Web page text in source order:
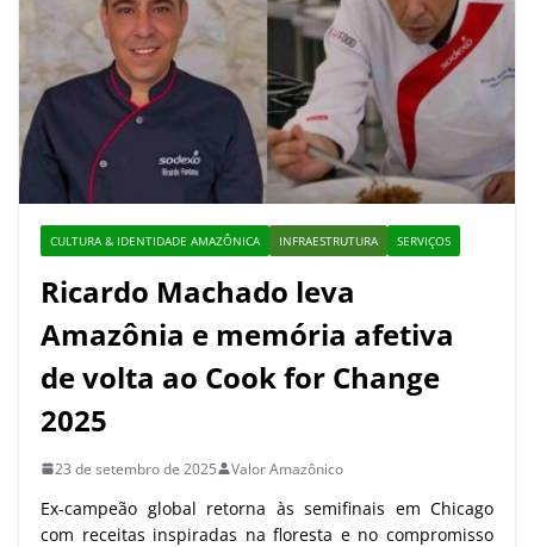
CULTURA & IDENTIDADE AMAZÔNICA INFRAESTRUTURA SERVIÇOS
Ricardo Machado leva
Amazônia e memória afetiva
de volta ao Cook for Change
2025
23 de setembro de 2025 Valor Amazônico
Ex-campeão global retorna às semifinais em Chicago
com receitas inspiradas na floresta e no compromisso